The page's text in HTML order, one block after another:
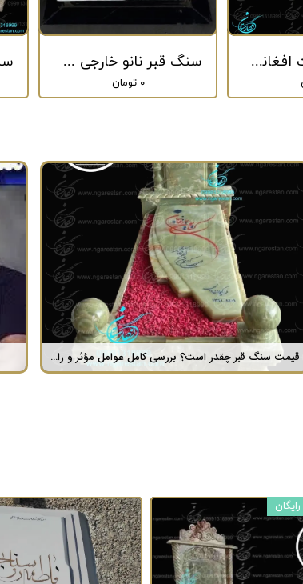
سنگ قبر نانو خارجی شیک کد 169
۰ تومان
سنگ مزار هرات افغانستان طرح دار کد 298
سنگ مزار لمینت چه نوع سنگی است ؟